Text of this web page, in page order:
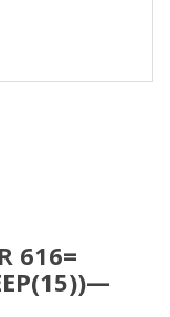
616=